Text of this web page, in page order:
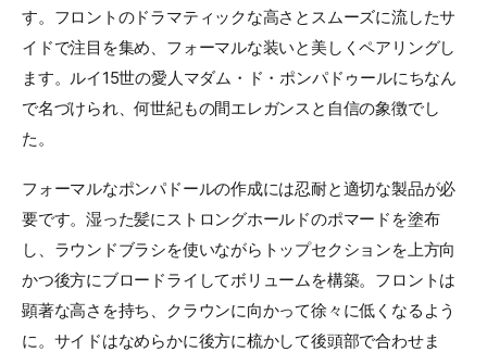
す。フロントのドラマティックな高さとスムーズに流したサ
イドで注目を集め、フォーマルな装いと美しくペアリングし
ます。ルイ15世の愛人マダム・ド・ポンパドゥールにちなん
で名づけられ、何世紀もの間エレガンスと自信の象徴でし
た。
フォーマルなポンパドールの作成には忍耐と適切な製品が必
要です。湿った髪にストロングホールドのポマードを塗布
し、ラウンドブラシを使いながらトップセクションを上方向
かつ後方にブロードライしてボリュームを構築。フロントは
顕著な高さを持ち、クラウンに向かって徐々に低くなるよう
に。サイドはなめらかに後方に梳かして後頭部で合わせま